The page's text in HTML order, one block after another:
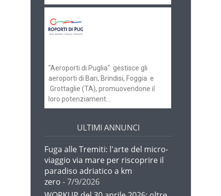
"Aeroporti di Puglia" gestisce gli
aeroporti di Bari, Brindisi, Foggia e
Grottaglie (TA), promuovendone il
loro potenziament...
ULTIMI ANNUNCI
Fuga alle Tremiti: l'arte del micro-
viaggio via mare per riscoprire il
paradiso adriatico a km
zero - 7/9/2026